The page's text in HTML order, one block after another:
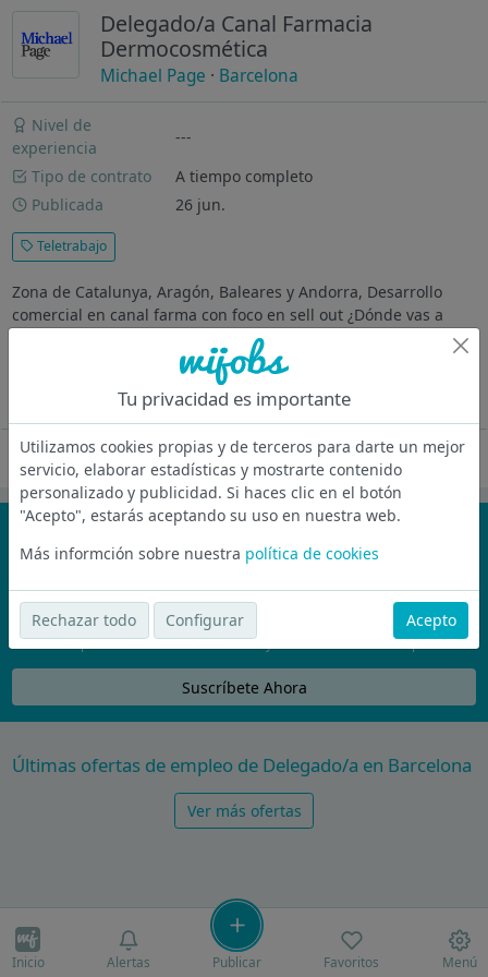
Delegado/a Canal Farmacia
Dermocosmética
Michael Page · Barcelona
Nivel de
experiencia
---
Tipo de contrato
A tiempo completo
Publicada
26 jun.
Teletrabajo
Zona de Catalunya, Aragón, Baleares y Andorra, Desarrollo
comercial en canal farma con foco en sell out ¿Dónde vas a
trabajar? Marca dermocosmética premium de origen
internacional, integrada en un grupo líder del sector
cosmético, con posicionamiento...
Oferta desactivada
¡No te pierdas nada!
Únete a la comunidad de wijobs y recibe por email las mejores
ofertas de empleo
Nunca compartiremos tu email con nadie y no te vamos a enviar spam
Suscríbete Ahora
Últimas ofertas de empleo de Delegado/a en Barcelona
Ver más ofertas
Inicio Alertas Publicar Favoritos Menú
Tu privacidad es importante
Utilizamos cookies propias y de terceros para darte un mejor
servicio, elaborar estadísticas y mostrarte contenido
personalizado y publicidad. Si haces clic en el botón
"Acepto", estarás aceptando su uso en nuestra web.
Más informción sobre nuestra política de cookies
Rechazar todo Configurar Acepto